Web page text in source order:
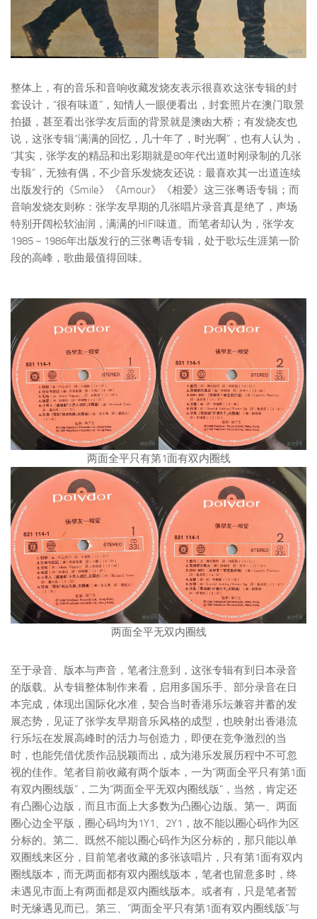
整体上，有的音乐和音响收藏发烧友表示很喜欢这张专辑的封
套设计，“很有味道”，知情人一眼便看出，封套照片在澳门取景
拍摄，甚至看出张学友后面的背景就是澳凼大桥；有发烧友也
说，这张专辑“满满的回忆，几十年了，时光啊”，也有人认为，
“其实，张学友的精品和出彩期就是80年代出道时刚录制的几张
专辑”，无独有偶，不少音乐发烧友还说：最喜欢其一出道连续
出版发行的《Smile》《Amour》《相爱》这三张粤语专辑；而
音响发烧友则称：张学友早期的几张唱片录音真是绝了，声场
特别开阔松软油润，满满的HIFI味道。而笔者却认为，张学友
1985－1986年出版发行的三张粤语专辑，处于歌坛生涯第一阶
段的高峰，歌曲最值得回味。
两面全平只有第1面有双内圈线
两面全平无双内圈线
至于录音、版本与声音，笔者注意到，这张专辑有到日本录音
的版载。从专辑整体制作来看，启用多国乐手、部分录音在日
本完成，体现出国际化水准，契合当时香港乐坛兼容并蓄的发
展态势，见证了张学友早期音乐风格的成型，也映射出香港流
行乐坛在发展高峰时的活力与创造力，即便在竞争激烈的当
时，也能凭借优质作品脱颖而出，成为港乐发展历程中不可忽
视的佳作。笔者目前收藏有两个版本，一为“两面全平只有第1面
有双内圈线版”，二为“两面全平无双内圈线版”，当然，肯定还
有凸圈心边版，而且市面上大多数为凸圈心边版。第一、两面
圈心边全平版，圈心码均为1Y1、2Y1，故不能以圈心码作为区
分标的。第二、既然不能以圈心码作为区分标的，那只能以单
双圈线来区分，目前笔者收藏的多张该唱片，只有第1面有双内
圈线版本，而无两面都有双内圈线版本，笔者也留意多时，终
未遇见市面上有两面都是双内圈线版本。或者有，只是笔者暂
时无缘遇见而已。第三、“两面全平只有第1面有双内圈线版”与